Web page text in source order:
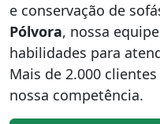
e conservação de
Pólvora, nossa
habilidades para
Mais de 2.000
nossa competência.